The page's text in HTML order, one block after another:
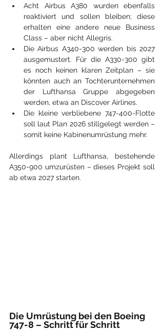
Acht Airbus A380 wurden ebenfalls
reaktiviert und sollen bleiben; diese
erhalten eine andere neue Business
Class – aber nicht Allegris.
Die Airbus A340-300 werden bis 2027
ausgemustert. Für die A330-300 gibt
es noch keinen klaren Zeitplan – sie
könnten auch an Tochterunternehmen
der Lufthansa Gruppe abgegeben
werden, etwa an Discover Airlines.
Die kleine verbliebene 747-400-Flotte
soll laut Plan 2026 stillgelegt werden –
somit keine Kabinen­umrüstung mehr.
Allerdings plant Lufthansa, bestehende
A350-900 umzurüsten – dieses Projekt soll
ab etwa 2027 starten.
Die Umrüstung bei den Boeing
747-8 – Schritt für Schritt